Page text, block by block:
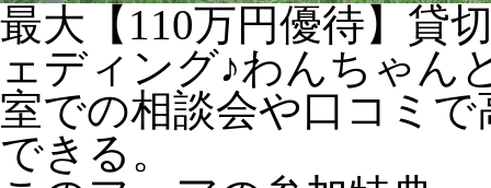
最大【110万円優待】貸
ェディング♪わんちゃん
室での相談会や口コミ
できる。